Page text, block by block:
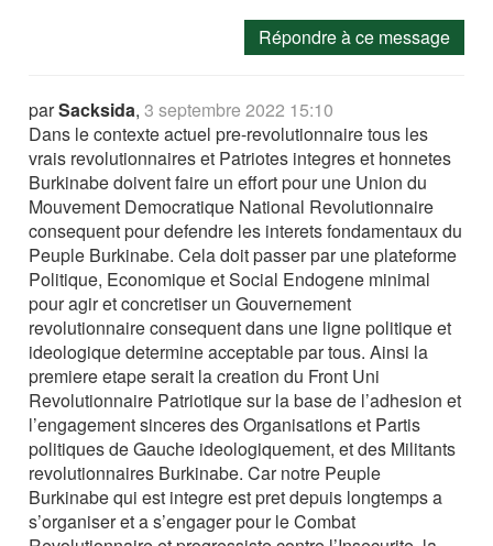
Répondre à ce message
parSacksida,3 septembre 2022 15:10
Dans le contexte actuel pre-revolutionnaire tous les
vrais revolutionnaires et Patriotes integres et honnetes
Burkinabe doivent faire un effort pour une Union du
Mouvement Democratique National Revolutionnaire
consequent pour defendre les interets fondamentaux du
Peuple Burkinabe. Cela doit passer par une plateforme
Politique, Economique et Social Endogene minimal
pour agir et concretiser un Gouvernement
revolutionnaire consequent dans une ligne politique et
ideologique determine acceptable par tous. Ainsi la
premiere etape serait la creation du Front Uni
Revolutionnaire Patriotique sur la base de l’adhesion et
l’engagement sinceres des Organisations et Partis
politiques de Gauche ideologiquement, et des Militants
revolutionnaires Burkinabe. Car notre Peuple
Burkinabe qui est integre est pret depuis longtemps a
s’organiser et a s’engager pour le Combat